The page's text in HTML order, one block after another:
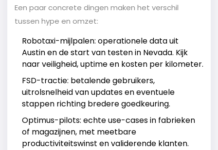
Een paar concrete dingen maken het verschil
tussen hype en omzet:
Robotaxi-mijlpalen: operationele data uit
Austin en de start van testen in Nevada. Kijk
naar veiligheid, uptime en kosten per kilometer.
FSD-tractie: betalende gebruikers,
uitrolsnelheid van updates en eventuele
stappen richting bredere goedkeuring.
Optimus-pilots: echte use-cases in fabrieken
of magazijnen, met meetbare
productiviteitswinst en validerende klanten.